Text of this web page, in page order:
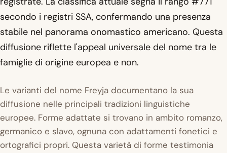
secondo i registri SSA, confermando una presenza
stabile nel panorama onomastico americano. Questa
diffusione riflette l'appeal universale del nome tra le
famiglie di origine europea e non.
Le varianti del nome Freyja documentano la sua
diffusione nelle principali tradizioni linguistiche
europee. Forme adattate si trovano in ambito romanzo,
germanico e slavo, ognuna con adattamenti fonetici e
ortografici propri. Questa varietà di forme testimonia